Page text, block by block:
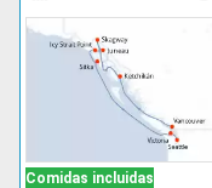
Comidas incluidas